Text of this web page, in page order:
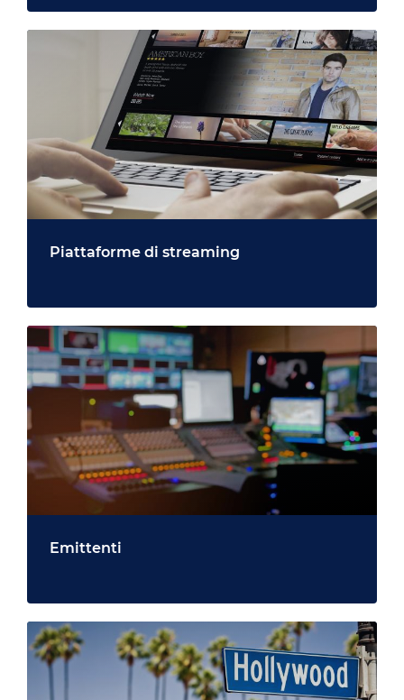
Piattaforme di streaming
Emittenti